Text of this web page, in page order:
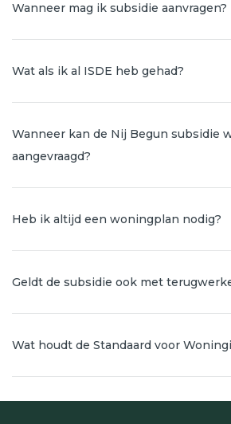
Wanneer mag ik subsidie aanvragen?
Wat als ik al ISDE heb gehad?
Wanneer kan de Nij Begun subsidie
aangevraagd?
Heb ik altijd een woningplan nodig?
Geldt de subsidie ook met
Wat houdt de Standaard voor